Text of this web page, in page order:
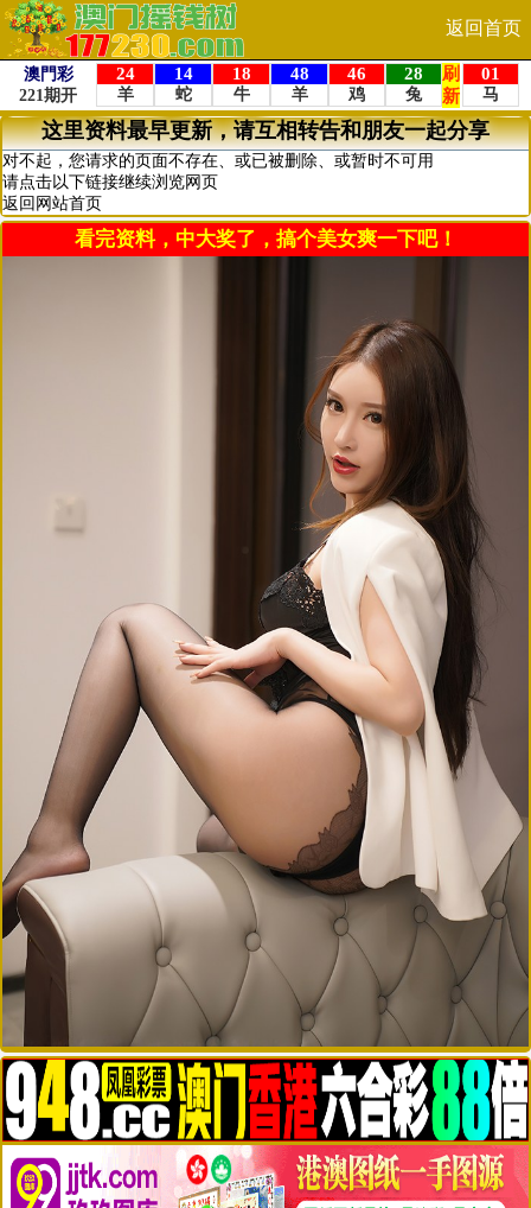
返回首页
这里资料最早更新，请互相转告和朋友一起分享
对不起，您请求的页面不存在、或已被删除、或暂时不可用
请点击以下链接继续浏览网页
返回网站首页
看完资料，中大奖了，搞个美女爽一下吧！